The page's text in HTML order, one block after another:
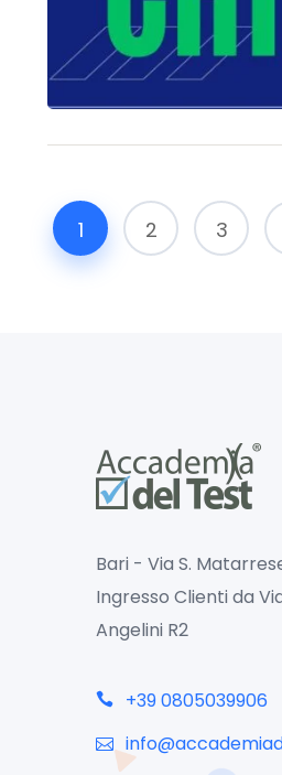
1 2 3
Bari - Via S.
Ingresso Clienti da
Angelini R2
+39 0805039906